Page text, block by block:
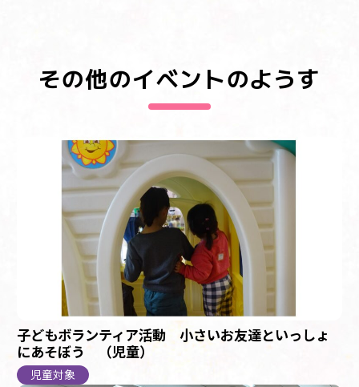
その他のイベントのようす
子どもボランティア活動 小さいお友達といっしょ
にあそぼう （児童）
児童対象